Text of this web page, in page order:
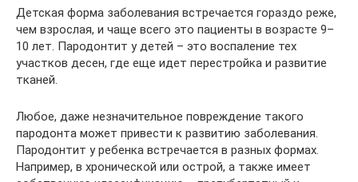
Детская форма заболевания встречается гораздо реже,
чем взрослая, и чаще всего это пациенты в возрасте 9–
10 лет. Пародонтит у детей – это воспаление тех
участков десен, где еще идет перестройка и развитие
тканей.
Любое, даже незначительное повреждение такого
пародонта может привести к развитию заболевания.
Пародонтит у ребенка встречается в разных формах.
Например, в хронической или острой, а также имеет